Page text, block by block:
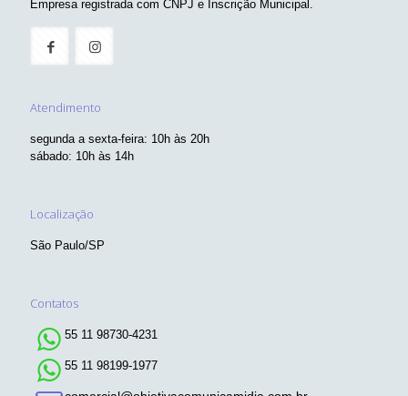
Entre em Contato
Empresa registrada com CNPJ e Inscrição Municipal.
Atendimento
segunda a sexta-feira: 10h às 20h